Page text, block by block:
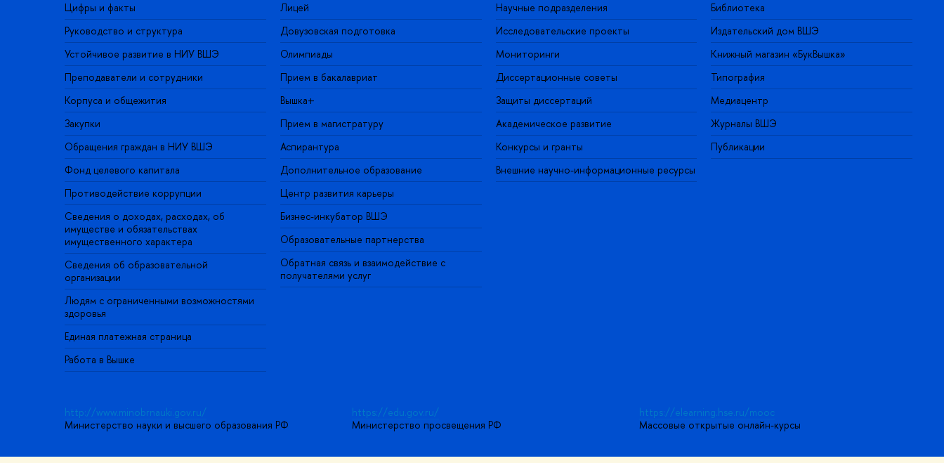
Цифры и факты
Руководство и структура
Устойчивое развитие в НИУ ВШЭ
Преподаватели и сотрудники
Корпуса и общежития
Закупки
Обращения граждан в НИУ ВШЭ
Фонд целевого капитала
Противодействие коррупции
Сведения о доходах, расходах, об
имуществе и обязательствах
имущественного характера
Сведения об образовательной
организации
Людям с ограниченными возможностями
здоровья
Единая платежная страница
Работа в Вышке
Лицей
Довузовская подготовка
Олимпиады
Прием в бакалавриат
Вышка+
Прием в магистратуру
Аспирантура
Дополнительное образование
Центр развития карьеры
Бизнес-инкубатор ВШЭ
Образовательные партнерства
Обратная связь и взаимодействие с
получателями услуг
Научные подразделения
Исследовательские проекты
Мониторинги
Диссертационные советы
Защиты диссертаций
Академическое развитие
Конкурсы и гранты
Внешние научно-информационные ресурсы
Библиотека
Издательский дом ВШЭ
Книжный магазин «БукВышка»
Типография
Медиацентр
Журналы ВШЭ
Публикации
http://www.minobrnauki.gov.ru/
Министерство науки и высшего образования РФ
https://edu.gov.ru/
Министерство просвещения РФ
https://elearning.hse.ru/mooc
Массовые открытые онлайн-курсы